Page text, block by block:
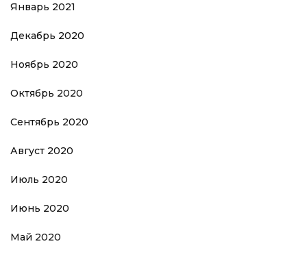
Январь 2021
Декабрь 2020
Ноябрь 2020
Октябрь 2020
Сентябрь 2020
Август 2020
Июль 2020
Июнь 2020
Май 2020